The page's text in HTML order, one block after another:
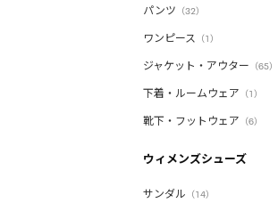
パンツ （32）
ワンピース （1）
ジャケット・アウター （65）
下着・ルームウェア （1）
靴下・フットウェア （6）
ウィメンズシューズ
サンダル （14）